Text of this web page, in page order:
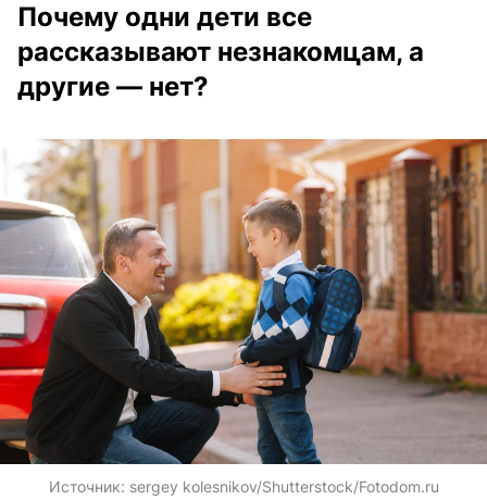
Почему одни дети все
рассказывают незнакомцам, а
другие — нет?
Источник: sergey kolesnikov/Shutterstock/Fotodom.ru